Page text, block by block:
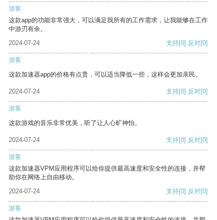
游客
这款app的功能非常强大，可以满足我所有的工作需求，让我能够在工作
中游刃有余。
2024-07-24
支持[0] 反对[0]
游客
这款加速器app的价格有点贵，可以适当降低一些，这样会更加亲民。
2024-07-24 支持[0] 反对[0]
游客
这款游戏的音乐非常优美，听了让人心旷神怡。
2024-07-24 支持[0] 反对[0]
游客
这款加速器VPM应用程序可以给你提供最高速度和安全性的连接，并帮
助你在网络上自由移动。
2024-07-24
支持[0] 反对[0]
游客